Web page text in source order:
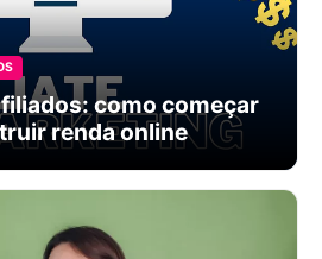
como começar
renda online